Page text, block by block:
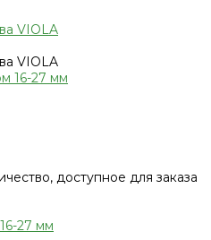
VIOLA
VIOLA
доступное для заказа
27 мм